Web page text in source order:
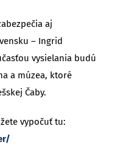
aj
– Ingrid
vysielania budú
a múzea, ktoré
Čaby.
vypočuť tu: